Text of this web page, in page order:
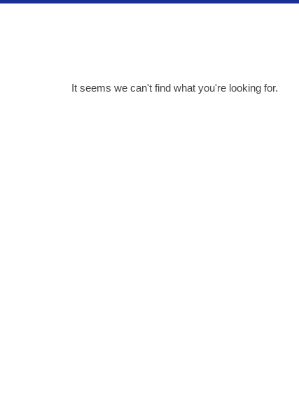
It seems we can't find what you're looking for.